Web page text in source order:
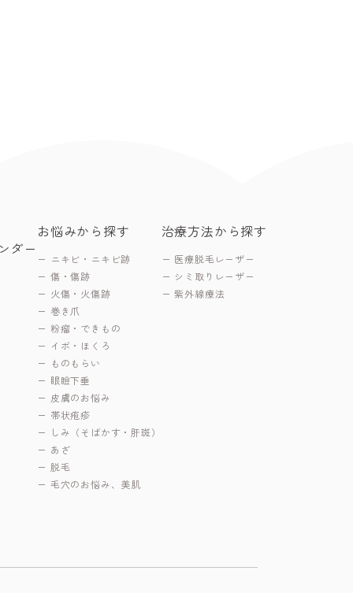
ダー
お悩みから探す
ニキビ・ニキビ跡
傷・傷跡
火傷・火傷跡
巻き爪
粉瘤・できもの
イボ・ほくろ
ものもらい
眼瞼下垂
皮膚のお悩み
帯状疱疹
しみ（そばかす・肝斑）
あざ
脱毛
毛穴のお悩み、美肌
治療方法から探す
医療脱毛レーザー
シミ取りレーザー
紫外線療法